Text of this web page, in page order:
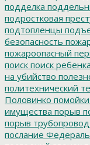
подделка
подростковая
подтопленцы
безопасность
пожароопасный
поиск поиск ребенка
на убийство
политехнический
Половинко помойки
имущества порыв
порыв
послание